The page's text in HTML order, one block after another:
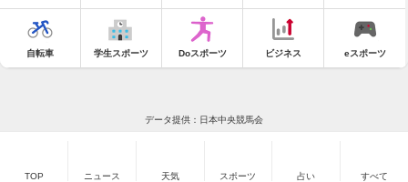
自転車 学生スポーツ Doスポーツ ビジネス eスポーツ
データ提供：日本中央競馬会
TOP ニュース 天気 スポーツ 占い すべて